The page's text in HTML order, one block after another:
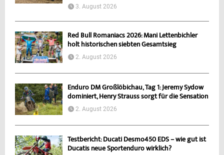
3. August 2026
Red Bull Romaniacs 2026: Mani Lettenbichler
holt historischen siebten Gesamtsieg
2. August 2026
Enduro DM Großlöbichau, Tag 1: Jeremy Sydow
dominiert, Henry Strauss sorgt für die Sensation
2. August 2026
Testbericht: Ducati Desmo450 EDS – wie gut ist
Ducatis neue Sportenduro wirklich?